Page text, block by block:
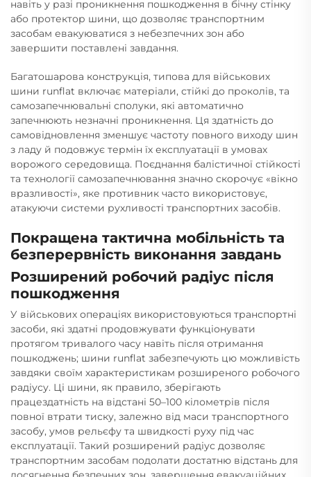
навіть у разі проникнення пошкодження в бічну стінку
або протектор шини, що дозволяє транспортним
засобам евакуюватися з небезпечних зон або
завершити поставлені завдання.
Багатошарова конструкція, типова для військових
шини runflat включає матеріали, стійкі до проколів, та
самозапечнювальні сполуки, які автоматично
запечнюють незначні проникнення. Ця здатність до
самовідновлення зменшує частоту повного виходу шин
з ладу й подовжує термін їх експлуатації в умовах
ворожого середовища. Поєднання балістичної стійкості
та технології самозапечнювання значно скорочує «вікно
вразливості», яке противник часто використовує,
атакуючи системи рухливості транспортних засобів.
Покращена тактична мобільність та
безперервність виконання завдань
Розширений робочий радіус після
пошкодження
У військових операціях використовуються транспортні
засоби, які здатні продовжувати функціонувати
протягом тривалого часу навіть після отримання
пошкоджень; шини runflat забезпечують цю можливість
завдяки своїм характеристикам розширеного робочого
радіусу. Ці шини, як правило, зберігають
працездатність на відстані 50–100 кілометрів після
повної втрати тиску, залежно від маси транспортного
засобу, умов рельєфу та швидкості руху під час
експлуатації. Такий розширений радіус дозволяє
транспортним засобам подолати достатню відстань для